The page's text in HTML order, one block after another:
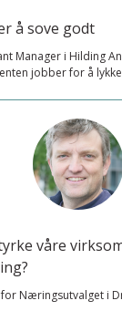
å sove godt
Manager i Hilding
jobber for å
våre
Næringsutvalget i